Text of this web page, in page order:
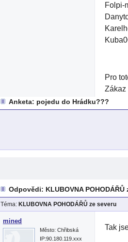
Folpi-
Pro
Anketa: pojedu do Hrádku???
Odpovědi: KLUBOVNA POHODÁŘŮ
Téma: KLUBOVNA POHODÁŘŮ ze severu
mined
Město: Chřibská
IP:90.180.119.xxx
Tak